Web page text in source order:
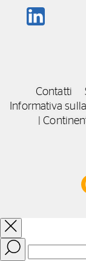
Contatti
Informativa
|